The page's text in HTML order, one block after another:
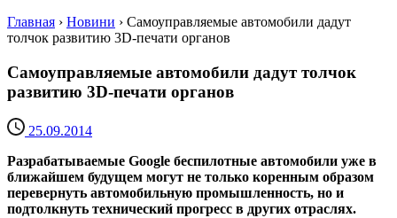
Главная › Новини › Самоуправляемые автомобили дадут
толчок развитию 3D-печати органов
Самоуправляемые автомобили дадут толчок
развитию 3D-печати органов
25.09.2014
Разрабатываемые Google беспилотные автомобили уже в
ближайшем будущем могут не только коренным образом
перевернуть автомобильную промышленность, но и
подтолкнуть технический прогресс в других отраслях.